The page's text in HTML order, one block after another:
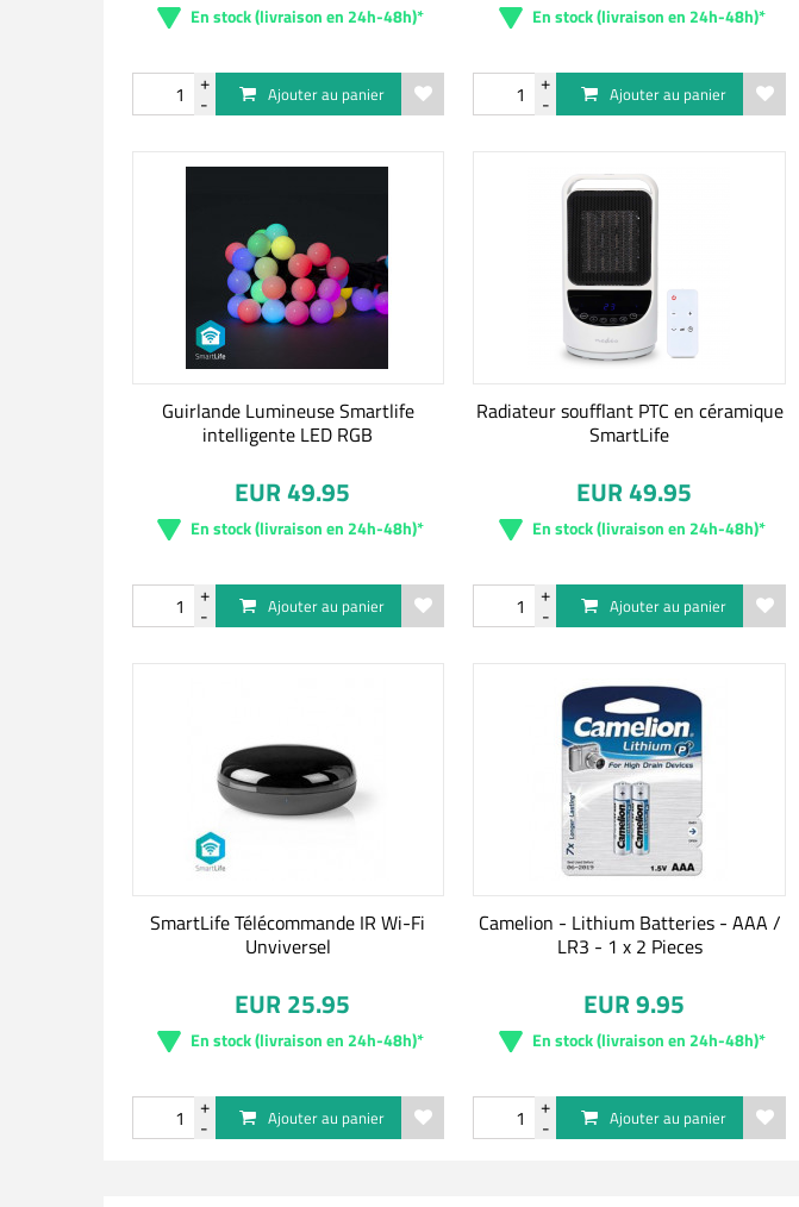
En stock (livraison en 24h-48h)*
Ajouter au panier
En stock (livraison en 24h-48h)*
Ajouter au panier
Guirlande Lumineuse Smartlife
intelligente LED RGB
EUR 49.95
En stock (livraison en 24h-48h)*
Ajouter au panier
Radiateur soufflant PTC en céramique
SmartLife
EUR 49.95
En stock (livraison en 24h-48h)*
Ajouter au panier
SmartLife Télécommande IR Wi-Fi
Unviversel
EUR 25.95
En stock (livraison en 24h-48h)*
Ajouter au panier
Camelion - Lithium Batteries - AAA /
LR3 - 1 x 2 Pieces
EUR 9.95
En stock (livraison en 24h-48h)*
Ajouter au panier